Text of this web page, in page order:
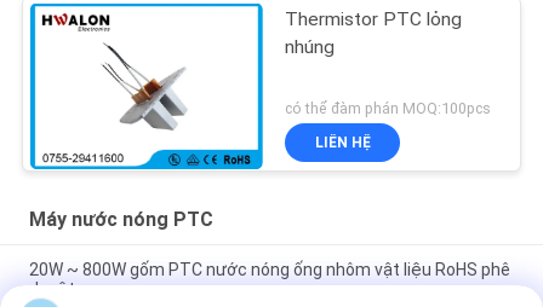
Thermistor PTC lỏng
nhúng
có thể đàm phán MOQ:100pcs
LIÊN HỆ
Máy nước nóng PTC
20W ~ 800W gốm PTC nước nóng ống nhôm vật liệu RoHS phê
duyệt